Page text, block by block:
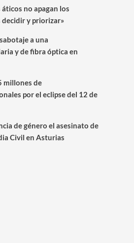
no apagan los
decidir y priorizar»
a una
y de fibra óptica en
millones de
por el eclipse del 12 de
de género el asesinato de
Civil en Asturias